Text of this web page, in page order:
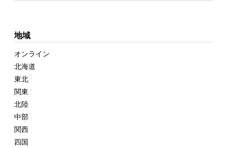
地域
オンライン
北海道
東北
関東
北陸
中部
関西
四国